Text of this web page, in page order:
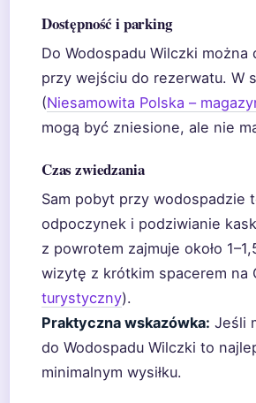
Dostępność i parking
Do Wodospadu Wilczki
przy wejściu do rezerwatu. W
(Niesamowita Polska –
mogą być zniesione, ale nie
Czas zwiedzania
Sam pobyt przy wodospadzie
odpoczynek i podziwianie
z powrotem zajmuje około
wizytę z krótkim spacerem na
turystyczny).
Praktyczna wskazówka: Jeśli
do Wodospadu Wilczki to
minimalnym wysiłku.